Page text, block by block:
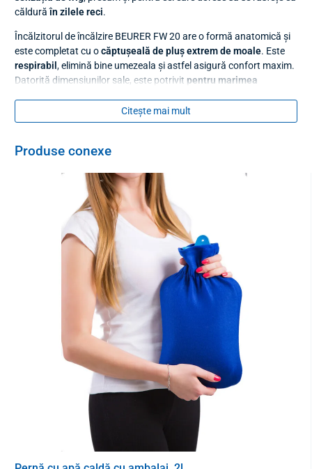
căldurăîn zilele reci.
Încălzitorul de încălzire BEURER FW 20 are o formă anatomică și
este completat cu ocăptușeală de pluș extrem de moale. Este
respirabil , elimină bine umezeala și astfel asigură confort maxim.
Datorită dimensiunilor sale, este potrivit pentru marimea
Este posibil să setați 3 niveluri de temperatură
încălzitorul se încălzește în câteva minute.
Încălzitorul pentru picioare este fabricat din materiale rezistente
de înaltă calitate. Este ușor de întreținut și căptușeala sa
detașabilă poate fispălată la o temperatură de până la 30 °C
Caracteristicile de siguranță includo funcție de oprire automată
după 90 de minute șiprotecția împotriva supraîncălzirii Beurer
Safety System, care oprește dispozitivul dacă serpentina de
încălzire este deteriorată și există riscul de supraîncălzire.
Dacă aveți un stimulator cardiac, consultați-vă medicul cu privire
la oportunitatea utilizării produsului.
Parametrii tehnici
Reglarea temperaturii
Funcție de oprire de siguranță după 90 min.
Citește mai mult
Produse conexe